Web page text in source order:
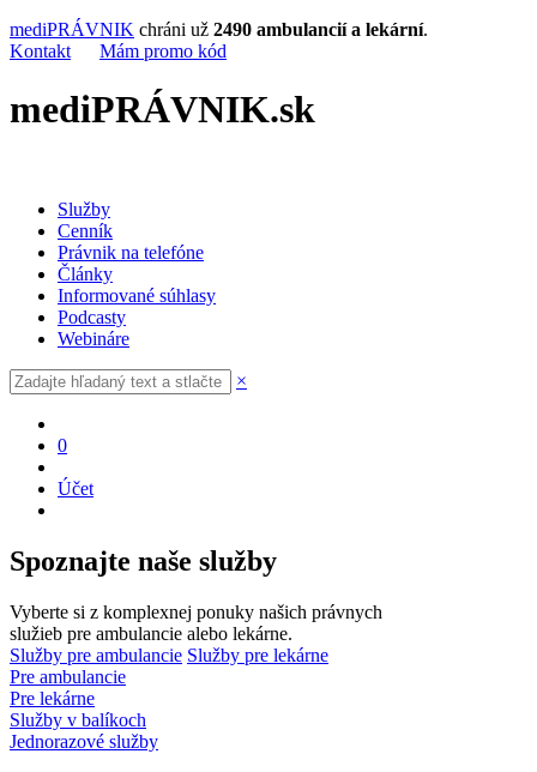
mediPRÁVNIK chráni už 2490 ambulancií a lekární.
Kontakt
Mám promo kód
mediPRÁVNIK.sk
Služby
Cenník
Právnik na telefóne
Články
Informované súhlasy
Podcasty
Webináre
×
0
Účet
Spoznajte naše služby
Vyberte si z komplexnej ponuky našich právnych
služieb pre ambulancie alebo lekárne.
Služby pre ambulancie Služby pre lekárne
Pre ambulancie
Pre lekárne
Služby v balíkoch
Jednorazové služby